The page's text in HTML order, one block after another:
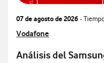
07 de agosto de 2026 -
Ver más articulos
Vodafone
Análisis del